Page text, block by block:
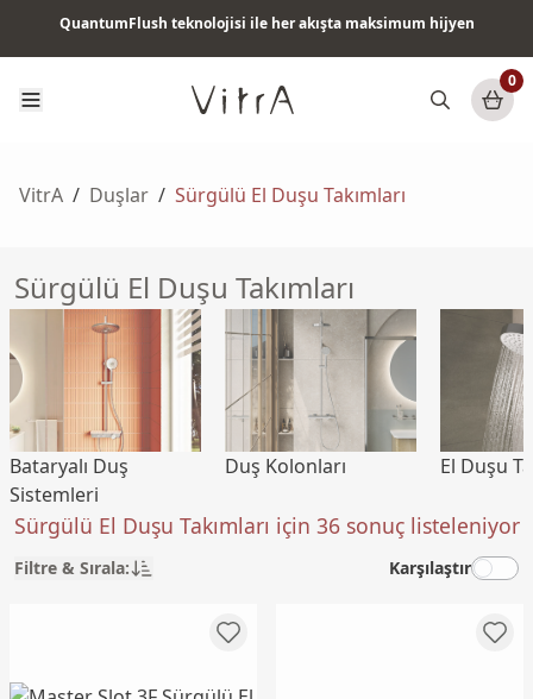
QuantumFlush teknolojisi ile her akışta maksimum hijyen
0
VitrA / Duşlar / Sürgülü El Duşu Takımları
Sürgülü El Duşu Takımları
Bataryalı Duş
Sistemleri
Duş Kolonları El Duşu
Sürgülü El Duşu Takımları için 36 sonuç listeleniyor
Filtre & Sırala: Karşılaştır